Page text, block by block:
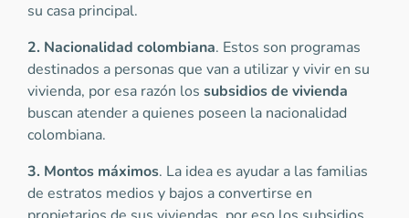
su casa principal.
2. Nacionalidad colombiana. Estos son programas
destinados a personas que van a utilizar y vivir en su
vivienda, por esa razón los subsidios de vivienda
buscan atender a quienes poseen la nacionalidad
colombiana.
3. Montos máximos. La idea es ayudar a las familias
de estratos medios y bajos a convertirse en